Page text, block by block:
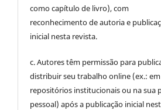
como capítulo de livro), com
reconhecimento de autoria e
inicial nesta revista.
c. Autores têm permissão para
distribuir seu trabalho online (ex.: em
repositórios institucionais ou na sua
pessoal) após a publicação inicial